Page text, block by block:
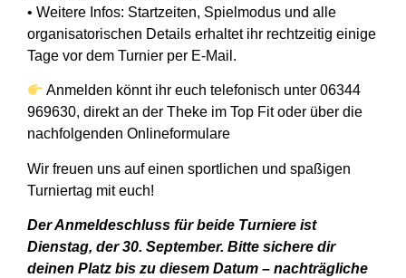
• Weitere Infos: Startzeiten, Spielmodus und alle
organisatorischen Details erhaltet ihr rechtzeitig einige
Tage vor dem Turnier per E-Mail.
Anmelden könnt ihr euch telefonisch unter 06344
969630, direkt an der Theke im Top Fit oder über die
nachfolgenden Onlineformulare
Wir freuen uns auf einen sportlichen und spaßigen
Turniertag mit euch!
Der Anmeldeschluss für beide Turniere ist
Dienstag, der 30. September. Bitte sichere dir
deinen Platz bis zu diesem Datum – nachträgliche